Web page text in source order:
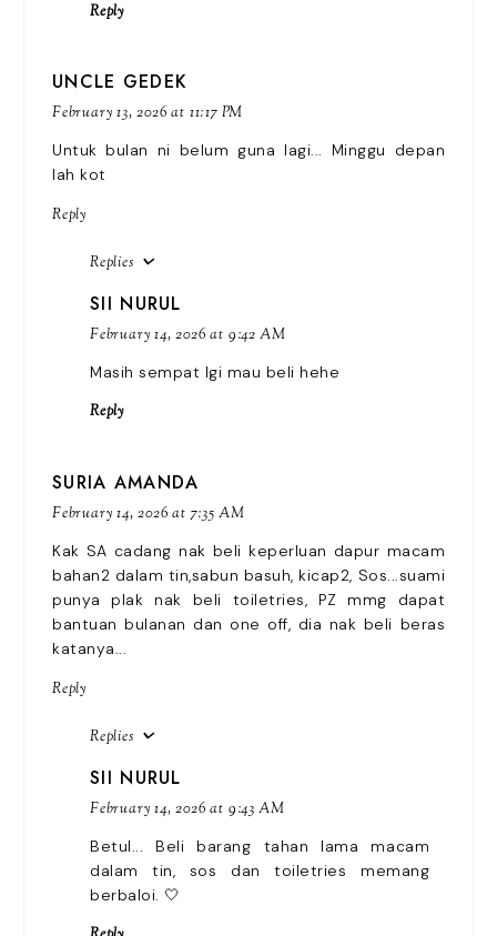
Reply
UNCLE GEDEK
February 13, 2026 at 11:17 PM
Untuk bulan ni belum guna lagi... Minggu depan
lah kot
Reply
Replies
SII NURUL
February 14, 2026 at 9:42 AM
Masih sempat lgi mau beli hehe
Reply
SURIA AMANDA
February 14, 2026 at 7:35 AM
Kak SA cadang nak beli keperluan dapur macam
bahan2 dalam tin,sabun basuh, kicap2, Sos...suami
punya plak nak beli toiletries, PZ mmg dapat
bantuan bulanan dan one off, dia nak beli beras
katanya...
Reply
Replies
SII NURUL
February 14, 2026 at 9:43 AM
Betul... Beli barang tahan lama macam
dalam tin, sos dan toiletries memang
berbaloi. 🤍